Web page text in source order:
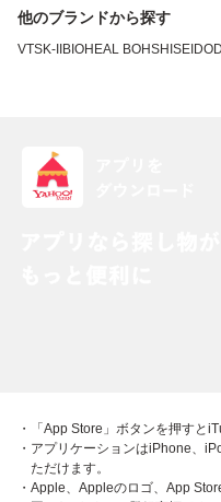
他のブランドから探す
VTSK-II BIOHEAL BOHSHISEIDO
・「App Store」ボタンを押すと
・アプリケーションはiPhone、
ただけます。
・Apple、Appleのロゴ、App